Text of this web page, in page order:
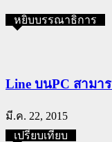
หยิบบรรณาธิการ
Line บนPC สามา
มี.ค. 22, 2015
เปรียบเทียบ